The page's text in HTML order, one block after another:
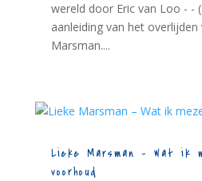
wereld door Eric van Loo - -
aanleiding van het overlijden
Marsman....
Lieke Marsman – Wat ik
voorhoud